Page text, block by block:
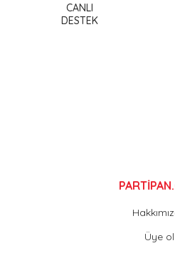
Ürün açıklamasında eksik
Ürün bilgilerinde hatalar
CANLI
DESTEK
Üye ol